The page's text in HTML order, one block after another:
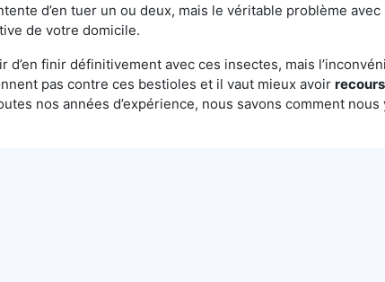
d’en tuer un ou deux, mais le véritable problème
de votre domicile.
finir définitivement avec ces insectes, mais
pas contre ces bestioles et il vaut mieux avoir
nos années d’expérience, nous savons comment